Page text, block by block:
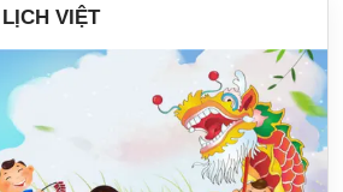
VIỆT